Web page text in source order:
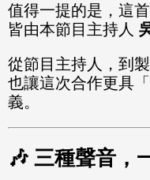
值得一提的是，這
皆由本節目主持人
從節目主持人，到
也讓這次合作更具
義。
🎶 三種聲音，